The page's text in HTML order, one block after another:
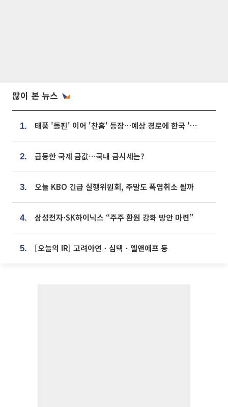
많이 본 뉴스
1. 태풍 '돌핀' 이어 '찬홈' 등장…예상 경로에 한국 '한숨'
2. 급등한 국제 금값…국내 금시세는?
3. 오늘 KBO 긴급 실행위원회, 주말도 폭염취소 될까
4. 삼성전자·SK하이닉스 “주주 환원 강화 방안 마련”
5. [오늘의 IR] 고려아연ㆍ심텍ㆍ엘앤에프 등